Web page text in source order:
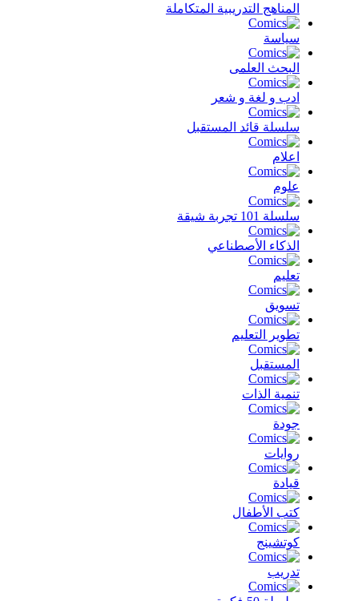
المناهج التدريبية المتكاملة
سياسة
البحث العلمى
ادب و لغة و شعر
سلسلة قائد المستقبل
اعلام
علوم
سلسلة 101 تجربة شيقة
الذكاء الأصطناعي
تعليم
تسويق
تطوير التعليم
المستقبل
تنمية الذات
جودة
روايات
قيادة
كتب الأطفال
كوتشينج
تدريب